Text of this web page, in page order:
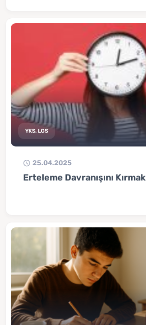
YKS, LGS
25.04.2025
Erteleme Davranışını Kırmak